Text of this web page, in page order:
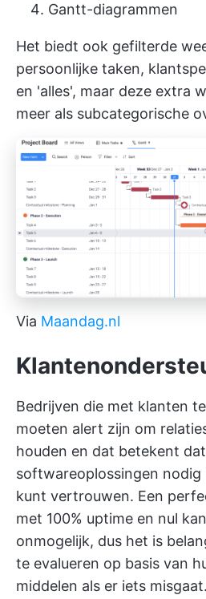
Gantt-diagrammen
Het biedt ook gefilterde
persoonlijke taken,
en 'alles', maar deze extra
meer als subcategorische
Via Maandag.nl
Bedrijven die met klanten
moeten alert zijn om
houden en dat betekent
softwareoplossingen
kunt vertrouwen. Een
met 100% uptime en nul
onmogelijk, dus het is
te evalueren op basis van
middelen als er iets